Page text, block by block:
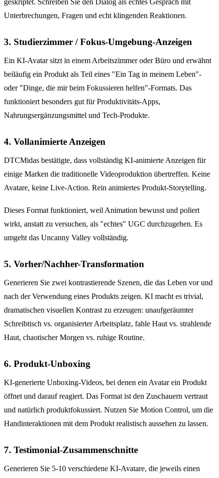
geskriptet. Schreiben Sie den Dialog als echtes Gespräch mit
Unterbrechungen, Fragen und echt klingenden Reaktionen.
3. Studierzimmer / Fokus-Umgebung-Anzeigen
Ein KI-Avatar sitzt in einem Arbeitszimmer oder Büro und erwähnt
beiläufig ein Produkt als Teil eines "Ein Tag in meinem Leben"-
oder "Dinge, die mir beim Fokussieren helfen"-Formats. Das
funktioniert besonders gut für Produktivitäts-Apps,
Nahrungsergänzungsmittel und Tech-Produkte.
4. Vollanimierte Anzeigen
DTCMidas bestätigte, dass vollständig KI-animierte Anzeigen für
einige Marken die traditionelle Videoproduktion übertreffen. Keine
Avatare, keine Live-Action. Rein animiertes Produkt-Storytelling.
Dieses Format funktioniert, weil Animation bewusst und poliert
wirkt, anstatt zu versuchen, als "echtes" UGC durchzugehen. Es
umgeht das Uncanny Valley vollständig.
5. Vorher/Nachher-Transformation
Generieren Sie zwei kontrastierende Szenen, die das Leben vor und
nach der Verwendung eines Produkts zeigen. KI macht es trivial,
dramatischen visuellen Kontrast zu erzeugen: unaufgeräumter
Schreibtisch vs. organisierter Arbeitsplatz, fahle Haut vs. strahlende
Haut, chaotischer Morgen vs. ruhige Routine.
6. Produkt-Unboxing
KI-generierte Unboxing-Videos, bei denen ein Avatar ein Produkt
öffnet und darauf reagiert. Das Format ist den Zuschauern vertraut
und natürlich produktfokussiert. Nutzen Sie Motion Control, um die
Handinteraktionen mit dem Produkt realistisch aussehen zu lassen.
7. Testimonial-Zusammenschnitte
Generieren Sie 5-10 verschiedene KI-Avatare, die jeweils einen